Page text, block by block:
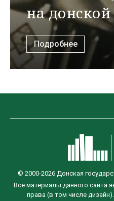
на
Подробнее
© 2000-2026 Донская
Все материалы данного сайта
права (в том числе